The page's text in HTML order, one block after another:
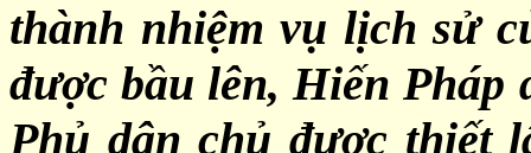
thành nhiệm vụ lịch sử
được bầu lên, Hiến Pháp
Phủ dân chủ được thiết